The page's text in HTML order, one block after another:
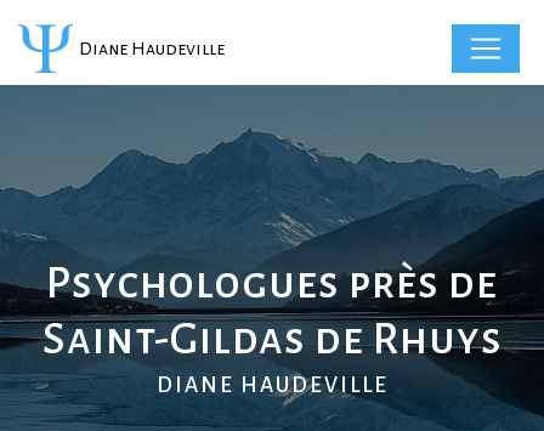
Diane Haudeville
Psychologues près de
Saint-Gildas de Rhuys
DIANE HAUDEVILLE